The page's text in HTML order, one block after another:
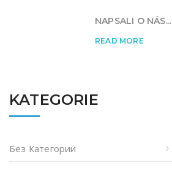
NAPSALI O NÁS...
READ MORE
KATEGORIE
Без Категории